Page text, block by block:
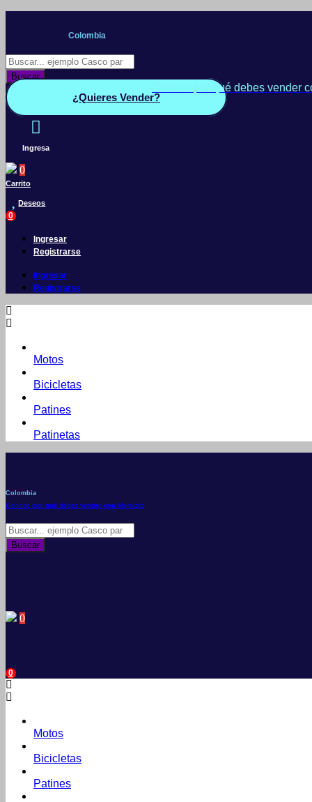
Colombia
Búsqueda
de
productos
Buscar
Conoce por qué debes vender
¿Quieres Vender?
Ingresa
0
Carrito
Deseos
0
Ingresar
Registrarse
Ingresar
Registrarse
Motos
Bicicletas
Patines
Patinetas
Colombia
Conoce por qué debes vender con Mercleta
Búsqueda
de
productos
Buscar
0
0
Motos
Bicicletas
Patines